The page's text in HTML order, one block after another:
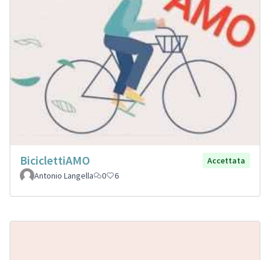
BiciclettiAMO
Accettata
Antonio Langella
0 6